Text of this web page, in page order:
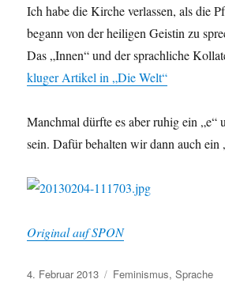
Ich habe die Kirche verlassen, als die
begann von der heiligen Geistin zu
Das „Innen“ und der sprachliche
kluger Artikel in „Die Welt“
Manchmal dürfte es aber ruhig ein „e“
sein. Dafür behalten wir dann auch ein
Original auf SPON
Veröffentlicht
4. Februar 2013 Schlagwörter
Feminismus,Sprache